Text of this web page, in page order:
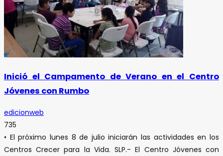
Inició el Campamento de Verano en el Centro
Jóvenes con Rumbo
edicionweb
735
• El próximo lunes 8 de julio iniciarán las actividades en los
Centros Crecer para la Vida. SLP.- El Centro Jóvenes con